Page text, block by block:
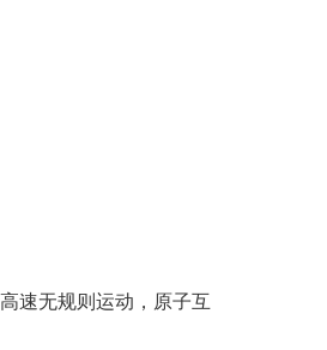
速无规则运动，原子互